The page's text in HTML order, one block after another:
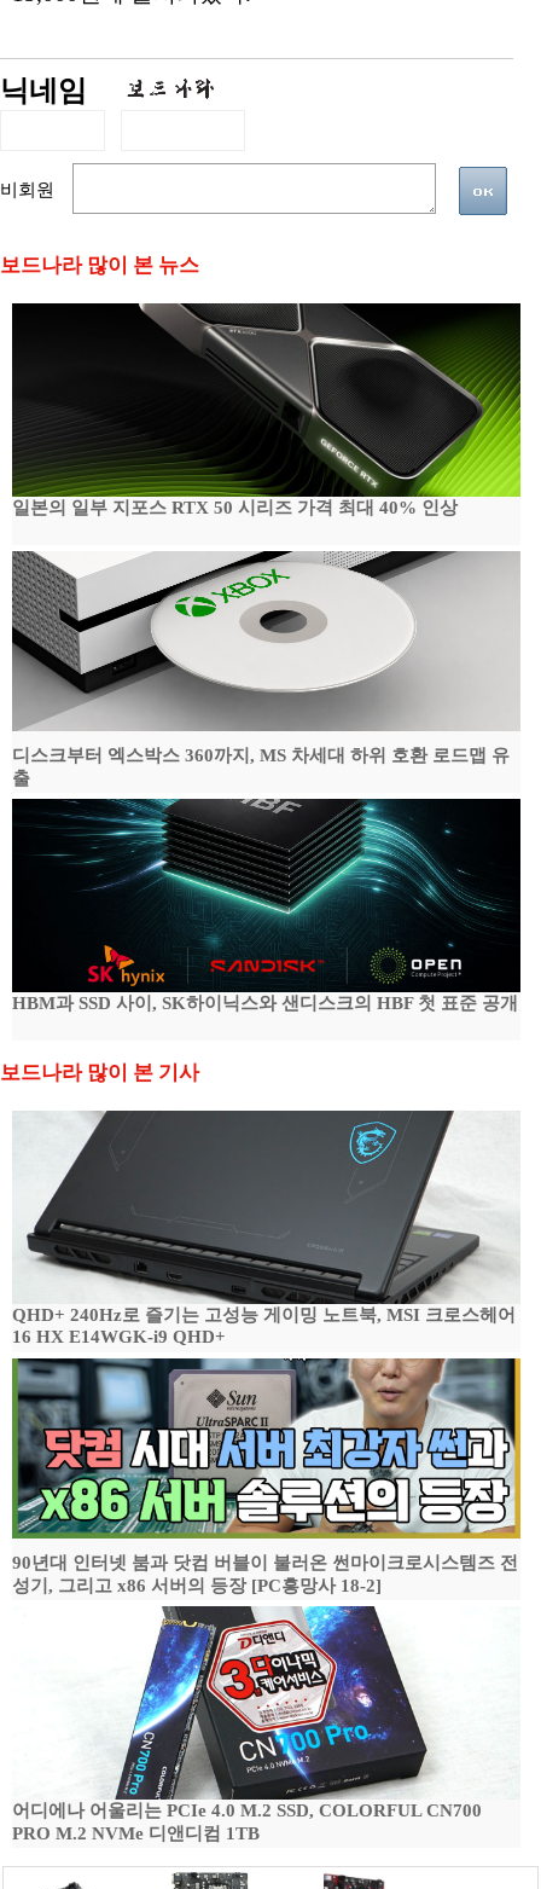
닉네임
비회원
보드나라 많이 본 뉴스
일본의 일부 지포스 RTX 50 시리즈 가격 최대 40% 인상
디스크부터 엑스박스 360까지, MS 차세대 하위 호환 로드맵 유
출
HBM과 SSD 사이, SK하이닉스와 샌디스크의 HBF 첫 표준 공개
보드나라 많이 본 기사
QHD+ 240Hz로 즐기는 고성능 게이밍 노트북, MSI 크로스헤어
16 HX E14WGK-i9 QHD+
90년대 인터넷 붐과 닷컴 버블이 불러온 썬마이크로시스템즈 전
성기, 그리고 x86 서버의 등장 [PC흥망사 18-2]
어디에나 어울리는 PCIe 4.0 M.2 SSD, COLORFUL CN700
PRO M.2 NVMe 디앤디컴 1TB